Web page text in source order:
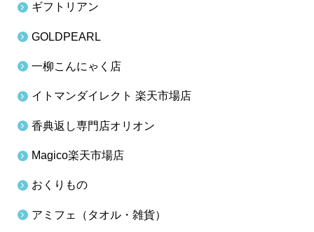
ギフトリアン
GOLDPEARL
一柳こんにゃく店
イトマンダイレクト 楽天市場店
香典返し専門店オリオン
Magico楽天市場店
おくりもの
アミフェ（タオル・雑貨）